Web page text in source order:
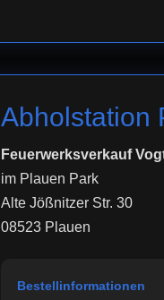
Abholstation
Feuerwerksverkauf
im Plauen Park
Alte Jößnitzer Str. 30
08523 Plauen
Bestellinformationen